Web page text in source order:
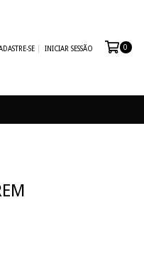
SE INICIAR SESSÃO 0